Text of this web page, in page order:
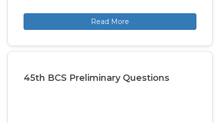
Read More
45th BCS Preliminary Questions